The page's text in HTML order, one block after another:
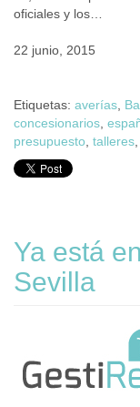
oficiales y los…
22 junio, 2015
Etiquetas: averías
concesionarios
presupuesto talleres
Ya está
Sevilla